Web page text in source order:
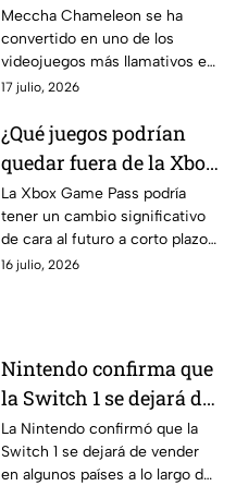
dos meses que supera
las 15 millones de
copias vendidas
Meccha Chameleon se ha
convertido en uno de los
videojuegos más llamativos e
interesantes. Curiosamente,
meses.
17 julio, 2026
¿Qué juegos podrían
quedar fuera de la Xbox
Game Pass?
La Xbox Game Pass podría
tener un cambio significativo
de cara al futuro a corto plazo
en torno a los juegos que
16 julio, 2026
Nintendo confirma que
la Switch 1 se dejará de
vender; ¿qué países
serán afectados?
La Nintendo confirmó que la
Switch 1 se dejará de vender
en algunos países a lo largo del